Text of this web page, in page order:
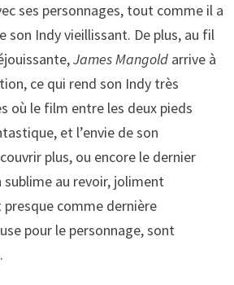
ses personnages, tout comme il a
son Indy vieillissant. De plus, au fil
James Mangold arrive à
ce qui rend son Indy très
où le film entre les deux pieds
et l’envie de son
plus, ou encore le dernier
sublime au revoir, joliment
comme dernière
pour le personnage, sont